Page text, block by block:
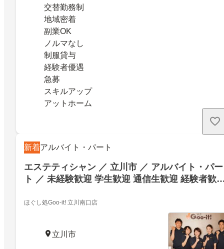
交替勤務制
地域密着
副業OK
ノルマなし
制服貸与
経験者優遇
急募
スキルアップ
アットホーム
新着アルバイト・パート
エステティシャン ／ 立川市 ／ アルバイト・パー
ト ／ 未経験歓迎 学生歓迎 通信生歓迎 経験者歓
ほぐし処Goo-it! 立川南口店
立川市